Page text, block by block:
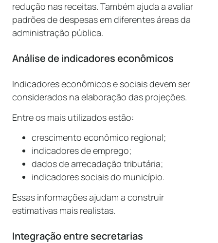
redução nas receitas. Também ajuda a avaliar
padrões de despesas em diferentes áreas da
administração pública.
Análise de indicadores econômicos
Indicadores econômicos e sociais devem ser
considerados na elaboração das projeções.
Entre os mais utilizados estão:
crescimento econômico regional;
indicadores de emprego;
dados de arrecadação tributária;
indicadores sociais do município.
Essas informações ajudam a construir
estimativas mais realistas.
Integração entre secretarias